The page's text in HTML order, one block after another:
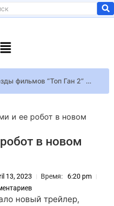
Звезды фильмов “Топ Ган 2” и “Там, где раки поют” Глен Пауэлл и Дейзи Эдгар-Джонс сыграют охотников за торнадо
Фанаты Minecraft придумали способ сделать глубинный сланец возобновляемым ресурсом
и ее робот в новом
в новом
13, 2023 Время:
6:20 pm
новый трейлер,